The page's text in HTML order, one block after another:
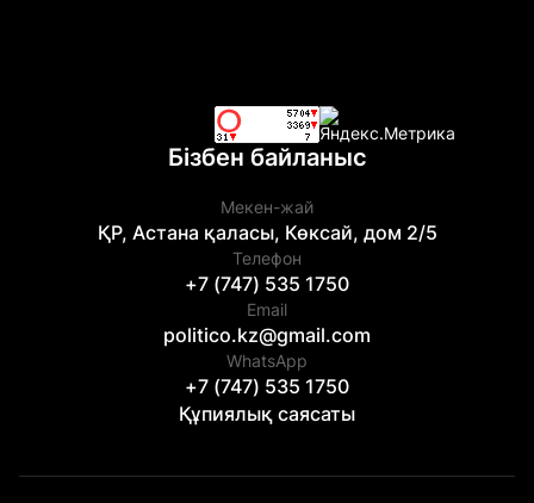
Бізбен байланыс
Мекен-жай
ҚР, Астана қаласы, Көксай, дом 2/5
Телефон
+7 (747) 535 1750
Email
politico.kz@gmail.com
WhatsApp
+7 (747) 535 1750
Құпиялық саясаты